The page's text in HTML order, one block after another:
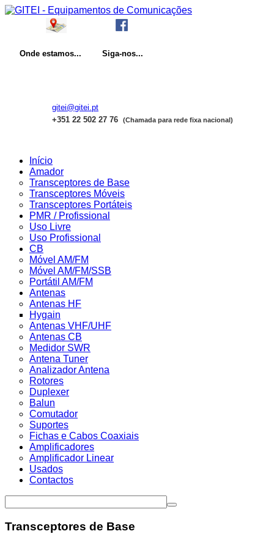
Ondeestamos... Siga-nos...
gitei@gitei.pt
+351 22 502 27 76
(Chamada para rede fixa nacional)
Início
Amador
Transceptores de Base
Transceptores Móveis
Transceptores Portáteis
PMR / Profissional
Uso Livre
Uso Profissional
CB
Móvel AM/FM
Móvel AM/FM/SSB
Portátil AM/FM
Antenas
Antenas HF
Hygain
Antenas VHF/UHF
Antenas CB
Medidor SWR
Antena Tuner
Analizador Antena
Rotores
Duplexer
Balun
Comutador
Suportes
Fichas e Cabos Coaxiais
Amplificadores
Amplificador Linear
Usados
Contactos
Transceptores de Base